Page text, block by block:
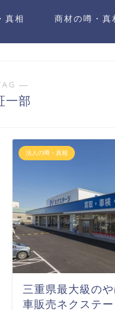
真相 商材の噂・真
―
一部
法人の噂・真相
三重県最大級の
車販売ネクステ